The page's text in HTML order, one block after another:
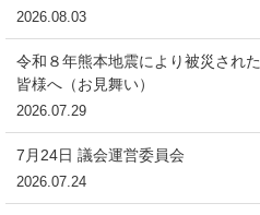
2026.08.03
令和８年熊本地震により被災された
皆様へ（お見舞い）
2026.07.29
7月24日 議会運営委員会
2026.07.24